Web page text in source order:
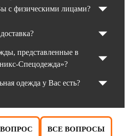
с физическими лицами?
представленные в
Спецодежда»?
одежда у Вас есть?
ВСЕ ВОПРОСЫ